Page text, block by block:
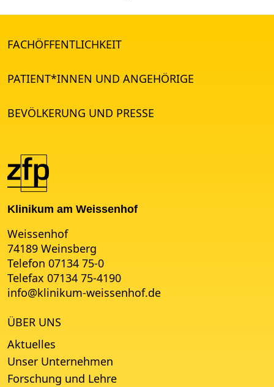
FACHÖFFENTLICHKEIT
PATIENT*INNEN UND ANGEHÖRIGE
BEVÖLKERUNG UND PRESSE
Klinikum am Weissenhof
ÜBER UNS
Aktuelles
Unser Unternehmen
Forschung und Lehre
Weissenhof
74189 Weinsberg
Telefon 07134 75-0
Telefax 07134 75-4190
info@klinikum-weissenhof.de